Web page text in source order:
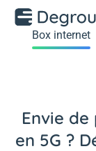
Box internet
Envie
en 5G ?